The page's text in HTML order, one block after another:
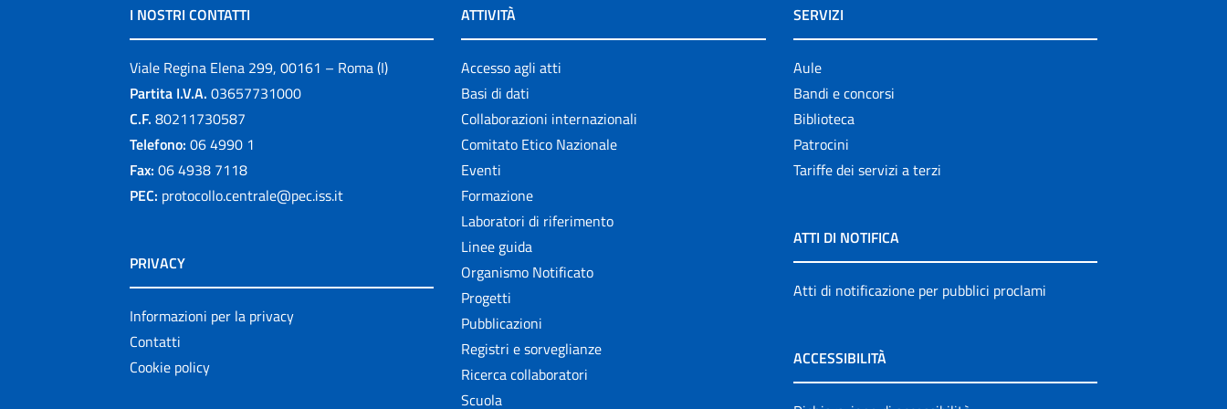
I NOSTRI CONTATTI
Viale Regina Elena 299, 00161 – Roma (I)
Partita I.V.A. 03657731000
C.F. 80211730587
Telefono: 06 4990 1
Fax: 06 4938 7118
PEC: protocollo.centrale@pec.iss.it
PRIVACY
Informazioni per la privacy
Contatti
Cookie policy
ATTIVITÀ
Accesso agli atti
Basi di dati
Collaborazioni internazionali
Comitato Etico Nazionale
Eventi
Formazione
Laboratori di riferimento
Linee guida
Organismo Notificato
Progetti
Pubblicazioni
Registri e sorveglianze
Ricerca collaboratori
Scuola
SERVIZI
Aule
Bandi e concorsi
Biblioteca
Patrocini
Tariffe dei servizi a terzi
ATTI DI NOTIFICA
Atti di notificazione per pubblici proclami
ACCESSIBILITÀ